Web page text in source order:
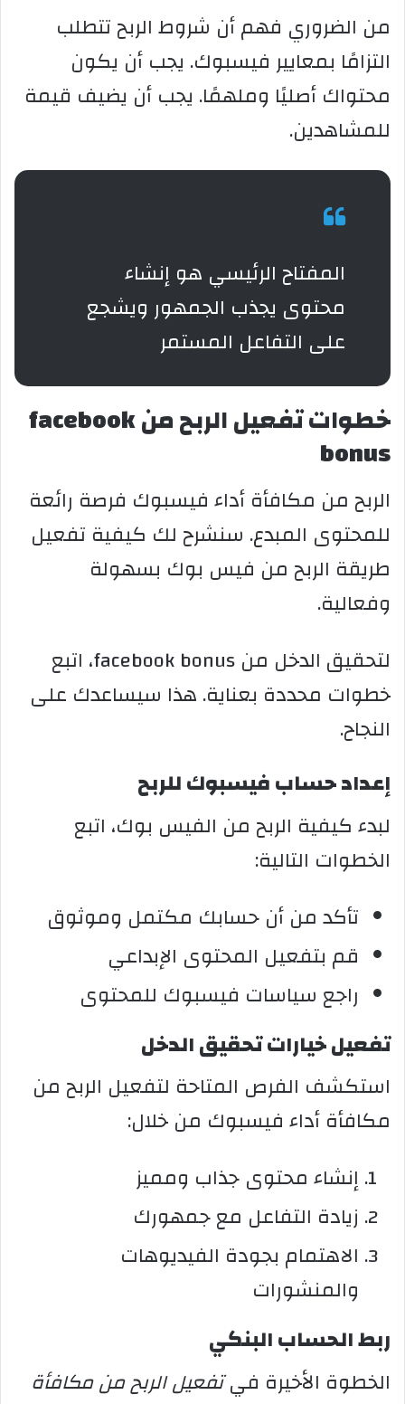
من الضروري فهم أن شروط الربح تتطلب
التزامًا بمعايير فيسبوك. يجب أن يكون
محتواك أصليًا وملهمًا. يجب أن يضيف قيمة
للمشاهدين.
المفتاح الرئيسي هو إنشاء
محتوى يجذب الجمهور ويشجع
على التفاعل المستمر
خطوات تفعيل الربح من facebook
bonus
الربح من مكافأة أداء فيسبوك فرصة رائعة
للمحتوى المبدع. سنشرح لك كيفية تفعيل
طريقة الربح من فيس بوك بسهولة
وفعالية.
لتحقيق الدخل من facebook bonus، اتبع
خطوات محددة بعناية. هذا سيساعدك على
النجاح.
إعداد حساب فيسبوك للربح
لبدء كيفية الربح من الفيس بوك، اتبع
الخطوات التالية:
تأكد من أن حسابك مكتمل وموثوق
قم بتفعيل المحتوى الإبداعي
راجع سياسات فيسبوك للمحتوى
تفعيل خيارات تحقيق الدخل
استكشف الفرص المتاحة لتفعيل الربح من
مكافأة أداء فيسبوك من خلال:
إنشاء محتوى جذاب ومميز
زيادة التفاعل مع جمهورك
الاهتمام بجودة الفيديوهات
والمنشورات
ربط الحساب البنكي
الخطوة الأخيرة فيتفعيل الربح من مكافأة